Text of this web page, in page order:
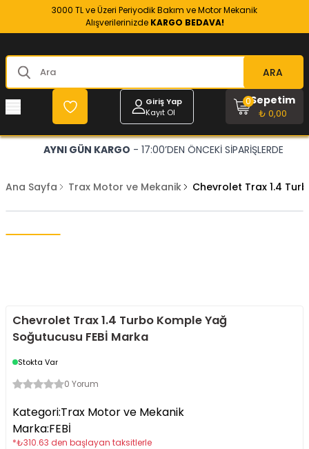
3000 TL ve Üzeri Periyodik Bakım ve Motor Mekanik
Alışverilerinizde KARGO BEDAVA!
ARA
Giriş Yap
Kayıt Ol
Sepetim
₺ 0,00
0
AYNI GÜN KARGO - 17:00’DEN ÖNCEKİ SİPARİŞLERDE
Ana Sayfa Trax Motor ve Mekanik Chevrolet Trax 1.4
Chevrolet Trax 1.4 Turbo Komple Yağ
Soğutucusu FEBİ Marka
Stokta Var
0 Yorum
Kategori:Trax Motor ve Mekanik
Marka:FEBİ
*₺310.63 den başlayan taksitlerle